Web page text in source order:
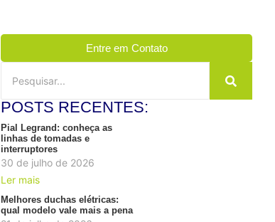
Entre em Contato
POSTS RECENTES:
Pial Legrand: conheça as
linhas de tomadas e
interruptores
30 de julho de 2026
Ler mais
Melhores duchas elétricas:
qual modelo vale mais a pena